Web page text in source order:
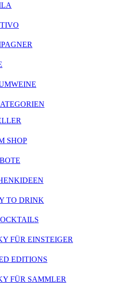
SHOP
TO DRINK
FÜR EINSTEIGER
EDITIONS
FÜR SAMMLER